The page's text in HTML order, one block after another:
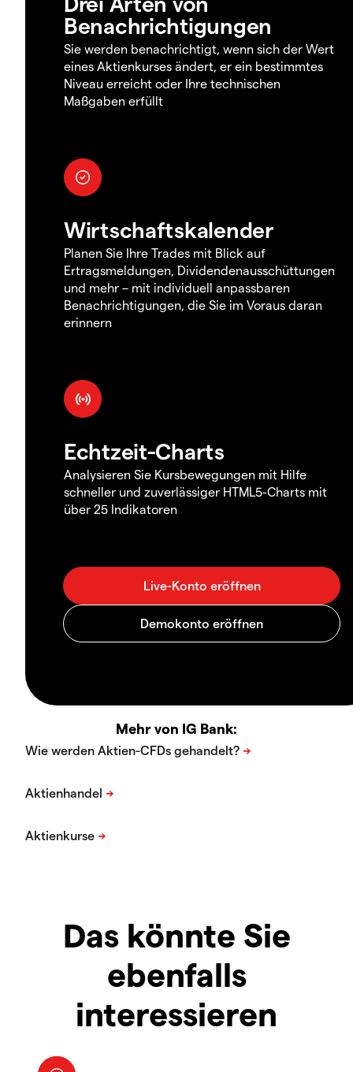
Benachrichtigungen
Sie werden benachrichtigt, wenn sich der Wert
eines Aktienkurses ändert, er ein bestimmtes
Niveau erreicht oder Ihre technischen
Maßgaben erfüllt
Wirtschaftskalender
Planen Sie Ihre Trades mit Blick auf
Ertragsmeldungen, Dividendenausschüttungen
und mehr – mit individuell anpassbaren
Benachrichtigungen, die Sie im Voraus daran
erinnern
Echtzeit-Charts
Analysieren Sie Kursbewegungen mit Hilfe
schneller und zuverlässiger HTML5-Charts mit
über 25 Indikatoren
Mehr von IG Bank:
Das könnte Sie
ebenfalls
interessieren